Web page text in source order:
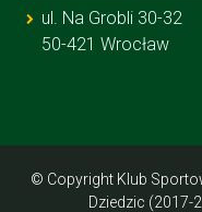
ul. Na Grobli 30-32
50-421 Wrocław
© Copyright Klub
Dziedzic (2017-